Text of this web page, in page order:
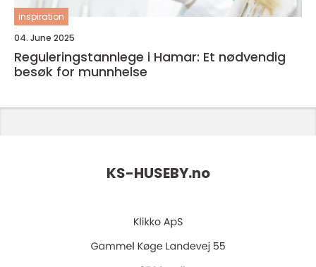
inspiration
04. June 2025
Reguleringstannlege i Hamar: Et nødvendig
besøk for munnhelse
KS-HUSEBY.no